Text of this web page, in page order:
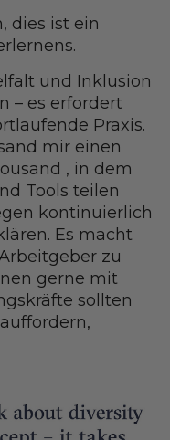
dies ist ein
und Inklusion
– es erfordert
Praxis.
mir einen
, in dem
Tools teilen
kontinuierlich
Es macht
zu
gerne mit
sollten